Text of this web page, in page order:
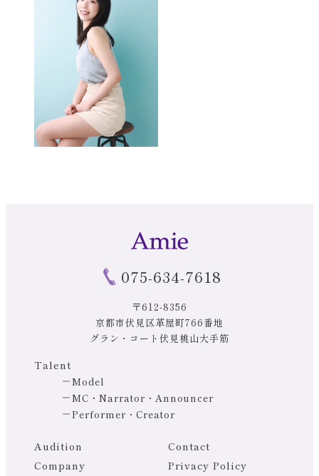
075-634-7618
〒612-8356
京都市伏見区革屋町766番地
グラン・コート伏見桃山大手筋
Talent
Model
MC・Narrator・Announcer
Performer・Creator
Audition
Company
Contact
Privacy Policy